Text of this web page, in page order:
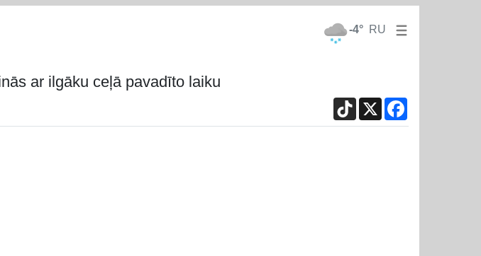
-4° RU
ar ilgāku ceļā pavadīto laiku
TikTok
X